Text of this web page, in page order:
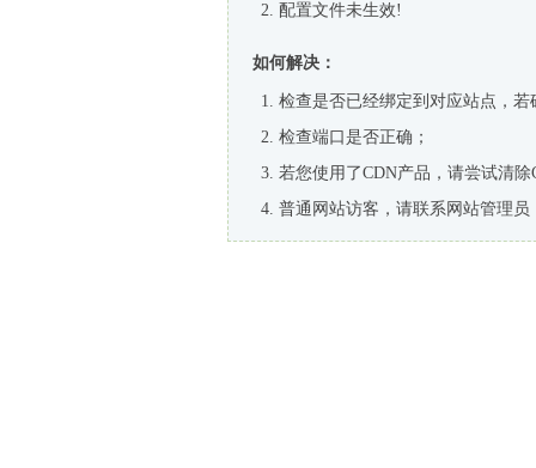
配置文件未生效!
如何解决：
检查是否已经绑定到对应站点，
检查端口是否正确；
若您使用了CDN产品，请尝试清除
普通网站访客，请联系网站管理员